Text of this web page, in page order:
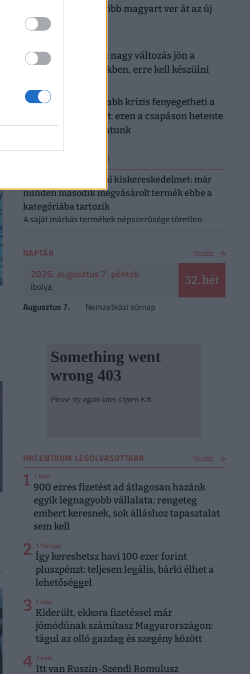
nyaralását: egyre több magyart ver át az új
digitális trend
Döntött a kormány: nagy változás jön a
háziorvosi rendelőkben, erre kell készülni
2026. augusztus 7.
Hiába a jó hírek, újabb krízis fenyegetheti a
magyar gazdaságot: ezen a csapáson hetente
milliárdokat bukhatunk
ERRŐL NE MARADJ LE!
Letarolták az európai kiskereskedelmet: már
minden második megvásárolt termék ebbe a
kategóriába tartozik
A saját márkás termékek népszerűsége töretlen.
NAPTÁR Tovább
2026. augusztus 7. péntek
Ibolya 32. hét
Augusztus 7. Nemzetközi sörnap
HRCENTRUM LEGOLVASOTTABB Tovább
1 1 hete
900 ezres fizetést ad átlagosan hazánk
egyik legnagyobb vállalata: rengeteg
embert keresnek, sok álláshoz tapasztalat
sem kell
2 1 hónapja
Így kereshetsz havi 100 ezer forint
pluszpénzt: teljesen legális, bárki élhet a
lehetőséggel
3 1 hete
Kiderült, ekkora fizetéssel már
jómódúnak számítasz Magyarországon:
tágul az olló gazdag és szegény között
4 3 hete
Itt van Ruszin-Szendi Romulusz